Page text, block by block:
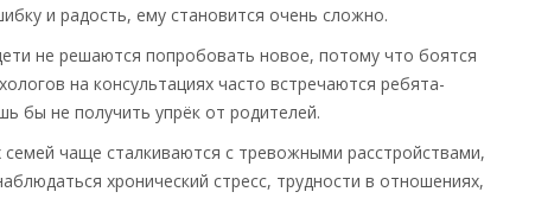
и радость, ему становится очень сложно.
не решаются попробовать новое, потому что боятся
на консультациях часто встречаются ребята-
бы не получить упрёк от родителей.
чаще сталкиваются с тревожными расстройствами,
хронический стресс, трудности в отношениях,